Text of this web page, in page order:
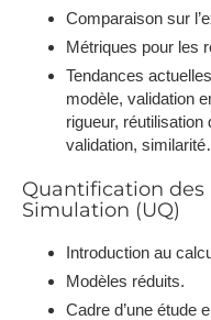
Comparaison sur
Métriques pour les
Tendances
modèle, validation
rigueur,
validation,
Quantification
Simulation (UQ)
Introduction au
Modèles réduits.
Cadre d’une étude